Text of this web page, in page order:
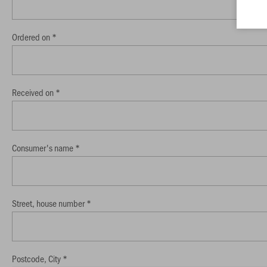
Ordered on *
Received on *
Consumer's name *
Street, house number *
Postcode, City *